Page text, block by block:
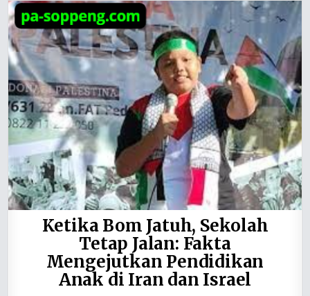
Ketika Bom Jatuh, Sekolah
Tetap Jalan: Fakta
Mengejutkan Pendidikan
Anak di Iran dan Israel